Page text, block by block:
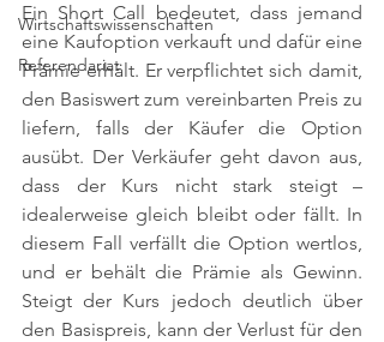
Wirtschaftswissenschaften
Referendariat
Ein Short Call bedeutet, dass jemand
eine Kaufoption verkauft und dafür eine
Prämie erhält. Er verpflichtet sich damit,
den Basiswert zum vereinbarten Preis zu
liefern, falls der Käufer die Option
ausübt. Der Verkäufer geht davon aus,
dass der Kurs nicht stark steigt –
idealerweise gleich bleibt oder fällt. In
diesem Fall verfällt die Option wertlos,
und er behält die Prämie als Gewinn.
Steigt der Kurs jedoch deutlich über
den Basispreis, kann der Verlust für den